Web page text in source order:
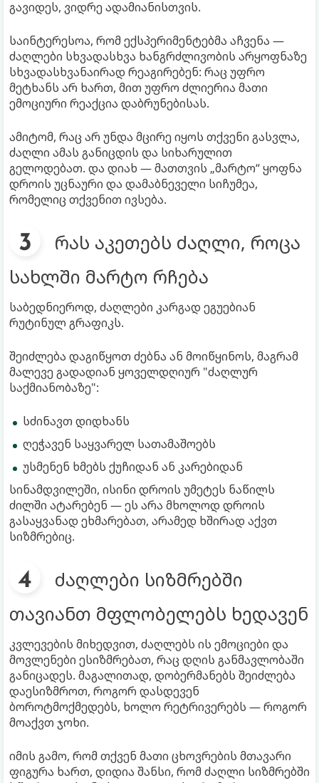
გავიდეს, ვიდრე ადამიანისთვის.
საინტერესოა, რომ ექსპერიმენტებმა აჩვენა —
ძაღლები სხვადასხვა ხანგრძლივობის არყოფნაზე
სხვადასხვანაირად რეაგირებენ: რაც უფრო
მეტხანს არ ხართ, მით უფრო ძლიერია მათი
ემოციური რეაქცია დაბრუნებისას.
ამიტომ, რაც არ უნდა მცირე იყოს თქვენი გასვლა,
ძაღლი ამას განიცდის და სიხარულით
გელოდებათ. და დიახ — მათთვის „მარტო“ ყოფნა
დროის უცნაური და დამაბნეველი სიჩუმეა,
რომელიც თქვენით ივსება.
რას აკეთებს ძაღლი, როცა
სახლში მარტო რჩება
საბედნიეროდ, ძაღლები კარგად ეგუებიან
რუტინულ გრაფიკს.
შეიძლება დაგიწყოთ ძებნა ან მოიწყინოს, მაგრამ
მალევე გადადიან ყოველდღიურ "ძაღლურ
საქმიანობაზე":
სძინავთ დიდხანს
ღეჭავენ საყვარელ სათამაშოებს
უსმენენ ხმებს ქუჩიდან ან კარებიდან
სინამდვილეში, ისინი დროის უმეტეს ნაწილს
ძილში ატარებენ — ეს არა მხოლოდ დროის
გასაყვანად ეხმარებათ, არამედ ხშირად აქვთ
სიზმრებიც.
ძაღლები სიზმრებში
თავიანთ მფლობელებს ხედავენ
კვლევების მიხედვით, ძაღლებს ის ემოციები და
მოვლენები ესიზმრებათ, რაც დღის განმავლობაში
განიცადეს. მაგალითად, დობერმანებს შეიძლება
დაესიზმროთ, როგორ დასდევენ
ბოროტმოქმედებს, ხოლო რეტრივერებს — როგორ
მოაქვთ ჯოხი.
იმის გამო, რომ თქვენ მათი ცხოვრების მთავარი
ფიგურა ხართ, დიდია შანსი, რომ ძაღლი სიზმრებში